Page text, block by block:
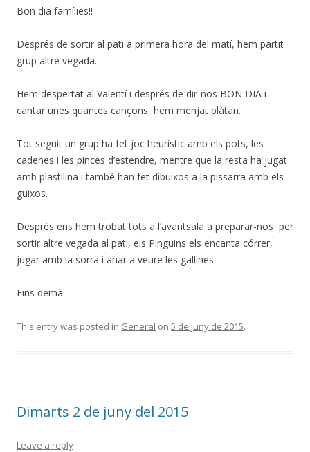
Bon dia famílies!!
Després de sortir al pati a primera hora del matí, hem partit
grup altre vegada.
Hem despertat al Valentí i després de dir-nos BON DIA i
cantar unes quantes cançons, hem menjat plàtan.
Tot seguit un grup ha fet joc heurístic amb els pots, les
cadenes i les pinces d’estendre, mentre que la resta ha jugat
amb plastilina i també han fet dibuixos a la pissarra amb els
guixos.
Després ens hem trobat tots a l’avantsala a preparar-nos per
sortir altre vegada al pati, els Pingüins els encanta córrer,
jugar amb la sorra i anar a veure les gallines.
Fins demà
This entry was posted in General on 5 de juny de 2015.
Dimarts 2 de juny del 2015
Leave a reply